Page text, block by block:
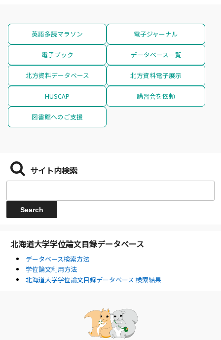
英語多読マラソン 電子ジャーナル
電子ブック データベース一覧
北方資料データベース 北方資料電子展示
HUSCAP 講習会を依頼
図書館へのご支援
サイト内検索
北海道大学学位論文目録データベース
データベース検索方法
学位論文利用方法
北海道大学学位論文目録データベース 検索結果